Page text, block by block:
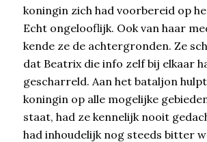
koningin zich had voorbereid op
Echt ongelooflijk. Ook van haar
kende ze de achtergronden. Ze
dat Beatrix die info zelf bij elkaar
gescharreld. Aan het bataljon
koningin op alle mogelijke
staat, had ze kennelijk nooit
had inhoudelijk nog steeds bitter